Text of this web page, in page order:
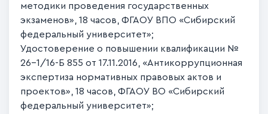
методики проведения государственных
экзаменов», 18 часов, ФГАОУ ВПО «Сибирский
федеральный университет»;
Удостоверение о повышении квалификации №
26-1/16-Б 855 от 17.11.2016, «Антикоррупционная
экспертиза нормативных правовых актов и
проектов», 18 часов, ФГАОУ ВО «Сибирский
федеральный университет»;